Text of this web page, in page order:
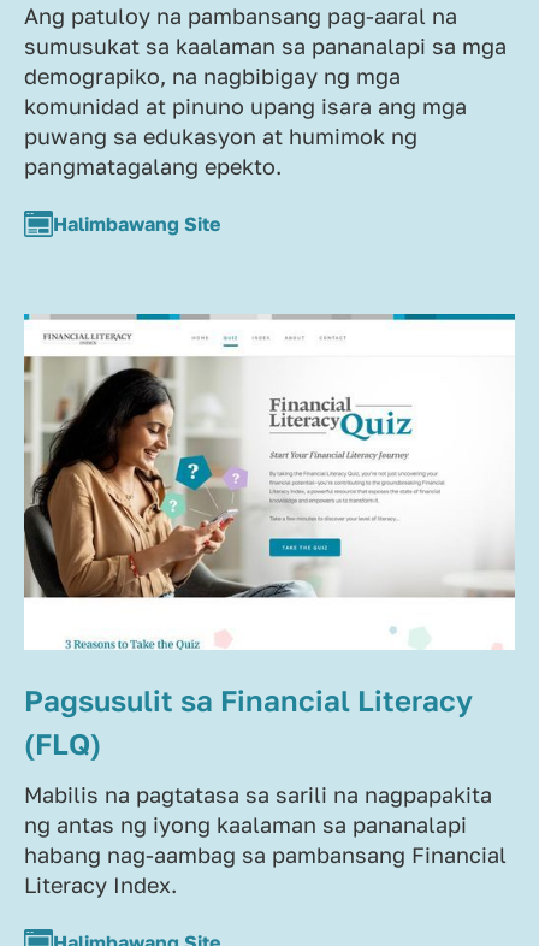
Ang patuloy na pambansang pag-aaral na
sumusukat sa kaalaman sa pananalapi sa mga
demograpiko, na nagbibigay ng mga
komunidad at pinuno upang isara ang mga
puwang sa edukasyon at humimok ng
pangmatagalang epekto.
Halimbawang Site
Pagsusulit sa Financial Literacy
(FLQ)
Mabilis na pagtatasa sa sarili na nagpapakita
ng antas ng iyong kaalaman sa pananalapi
habang nag-aambag sa pambansang Financial
Literacy Index.